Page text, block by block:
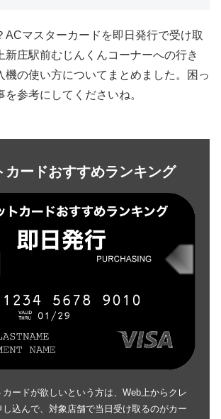
ACマスターカードを即日発行で受け取
新庄駅前むじんくんコーナーへの行き
機の使い方についてまとめました。困っ
参考にしてくださいね。
カードおすすめランキング
ードが欲しいという方は、Web上からクレ
込んで、対象店舗で当日受け取るのがカー